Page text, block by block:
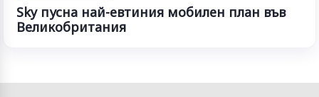
Sky пусна най-евтиния мобилен план във
Великобритания